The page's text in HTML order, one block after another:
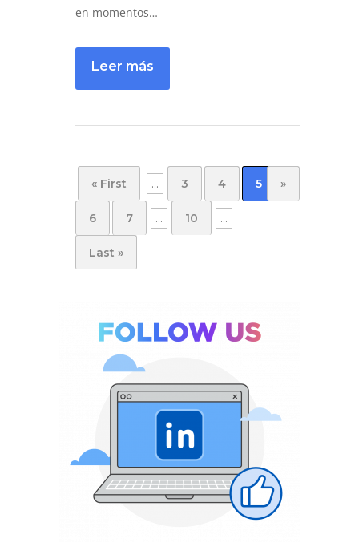
en momentos…
« First ... 3 4 5
6 7 ... 10 ...
»
Last »